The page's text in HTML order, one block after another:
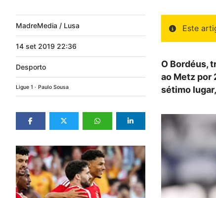
MadreMedia / Lusa
14 set 2019 22:36
Desporto
Ligue 1 Paulo Sousa
Este
O Bordéus,
ao Metz por
sétimo